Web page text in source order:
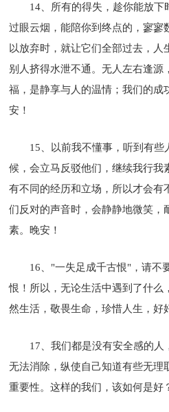
14、所有的得失，趁你能放
过眼云烟，能陪你到终点的，寥寥
以放弃时，就让它们全部过去，人
别人挤得水泄不通。无人左右逢源
福，是静享与人的温情；我们的成
安！
15、以前我不懂事，听到有
候，会立马反驳他们，继续我行我
有不同的经历和立场，所以才会有
们反对的声音时，会静静地微笑，
素。晚安！
16、"一失足成千古恨"，请不
恨！所以，无论生活中遇到了什么
然生活，敬畏生命，珍惜人生，好
17、我们都是没有安全感的人
无法消除，纵使自己知道有些无理
重要性。这样的我们，该如何是好